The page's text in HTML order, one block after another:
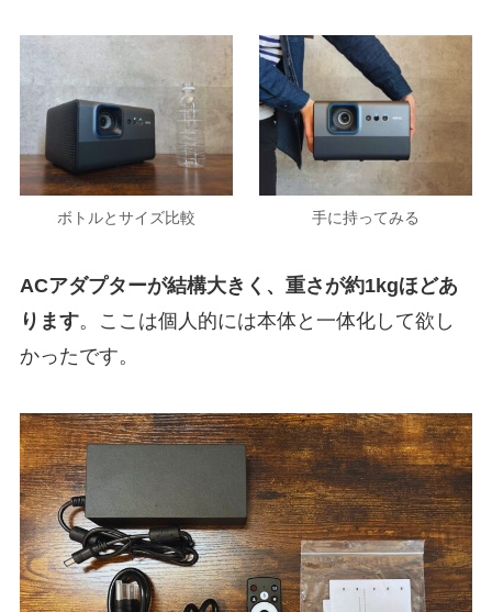
ボトルとサイズ比較 手に持ってみる
ACアダプターが結構大きく、重さが約1kgほどあ
ります。ここは個人的には本体と一体化して欲し
かったです。